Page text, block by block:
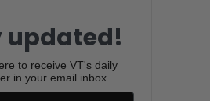
updated!
to receive VT's daily
in your email inbox.